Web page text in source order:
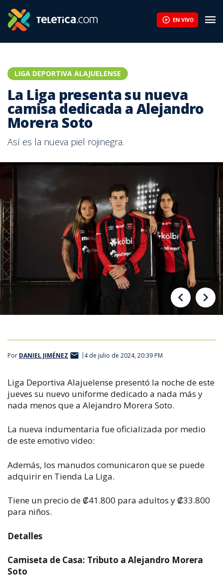
EN VIVO
LIGA DEPORTIVA ALAJUELENSE
La Liga presenta su nueva
camisa dedicada a Alejandro
Morera Soto
Así es la nueva piel rojinegra.
Por DANIEL JIMÉNEZ 4 de julio de 2024, 20:39 PM
Liga Deportiva Alajuelense presentó la noche de este
jueves su nuevo uniforme dedicado a nada más y
nada menos que a Alejandro Morera Soto.
La nueva indumentaria fue oficializada por medio
de este emotivo video:
Además, los manudos comunicaron que se puede
adquirir en Tienda La Liga.
Tiene un precio de ₡41.800 para adultos y ₡33.800
para niños.
Detalles
Camiseta de Casa: Tributo a Alejandro Morera
Soto